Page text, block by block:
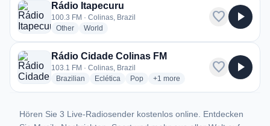
Rádio Itapecuru
100.3 FM · Colinas, Brazil
Otherradio stations
World
favorite play_arrow
Rádio Cidade Colinas FM
103.1 FM · Colinas, Brazil
Brazilian radio stations
Eclética radio stations
Popradio stations
+1 more genres for Rádio Cidade
more
favorite play_arrow
Hören Sie 3 Live-Radiosender kostenlos online. Entdecken